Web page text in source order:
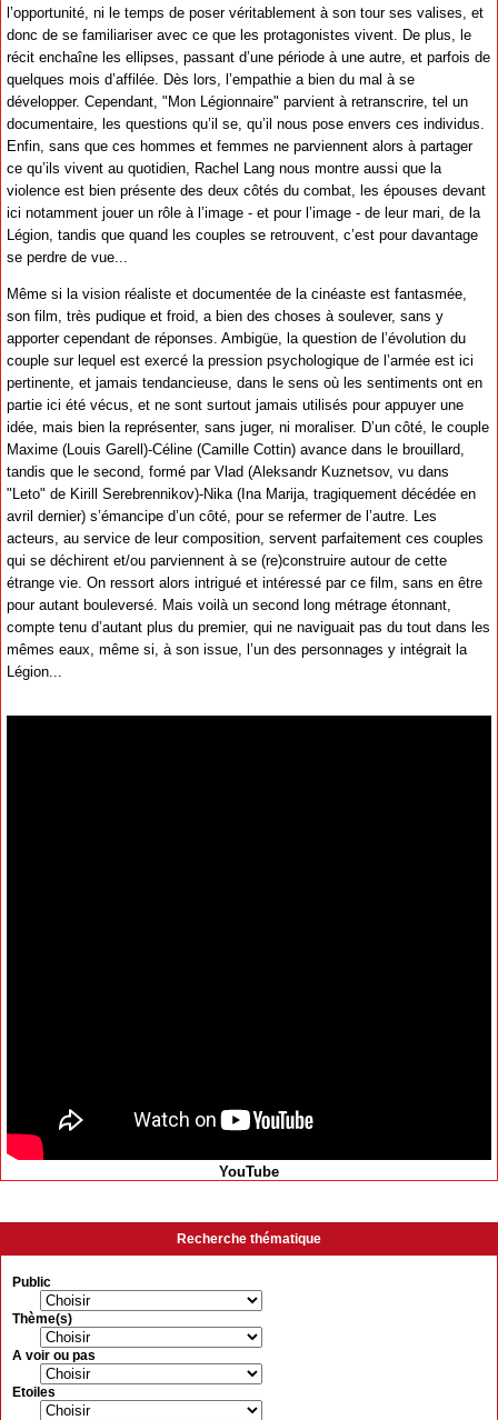
l’opportunité, ni le temps de poser véritablement à son tour ses valises, et
donc de se familiariser avec ce que les protagonistes vivent. De plus, le
récit enchaîne les ellipses, passant d’une période à une autre, et parfois de
quelques mois d’affilée. Dès lors, l’empathie a bien du mal à se
développer. Cependant, "Mon Légionnaire" parvient à retranscrire, tel un
documentaire, les questions qu’il se, qu’il nous pose envers ces individus.
Enfin, sans que ces hommes et femmes ne parviennent alors à partager
ce qu’ils vivent au quotidien, Rachel Lang nous montre aussi que la
violence est bien présente des deux côtés du combat, les épouses devant
ici notamment jouer un rôle à l’image - et pour l’image - de leur mari, de la
Légion, tandis que quand les couples se retrouvent, c’est pour davantage
se perdre de vue...
Même si la vision réaliste et documentée de la cinéaste est fantasmée,
son film, très pudique et froid, a bien des choses à soulever, sans y
apporter cependant de réponses. Ambigüe, la question de l’évolution du
couple sur lequel est exercé la pression psychologique de l’armée est ici
pertinente, et jamais tendancieuse, dans le sens où les sentiments ont en
partie ici été vécus, et ne sont surtout jamais utilisés pour appuyer une
idée, mais bien la représenter, sans juger, ni moraliser. D’un côté, le couple
Maxime (Louis Garell)-Céline (Camille Cottin) avance dans le brouillard,
tandis que le second, formé par Vlad (Aleksandr Kuznetsov, vu dans
"Leto" de Kirill Serebrennikov)-Nika (Ina Marija, tragiquement décédée en
avril dernier) s’émancipe d’un côté, pour se refermer de l’autre. Les
acteurs, au service de leur composition, servent parfaitement ces couples
qui se déchirent et/ou parviennent à se (re)construire autour de cette
étrange vie. On ressort alors intrigué et intéressé par ce film, sans en être
pour autant bouleversé. Mais voilà un second long métrage étonnant,
compte tenu d’autant plus du premier, qui ne naviguait pas du tout dans les
mêmes eaux, même si, à son issue, l’un des personnages y intégrait la
Légion...
YouTube
Recherche thématique
Public
Thème(s)
A voir ou pas
Etoiles